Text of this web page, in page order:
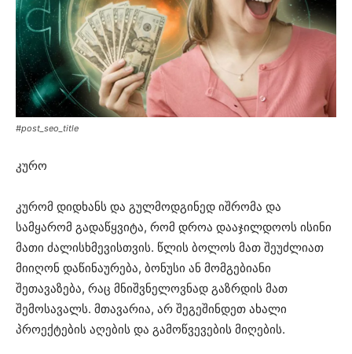
#post_seo_title
კურო
კურომ დიდხანს და გულმოდგინედ იშრომა და
სამყარომ გადაწყვიტა, რომ დროა დააჯილდოოს ისინი
მათი ძალისხმევისთვის. წლის ბოლოს მათ შეუძლიათ
მიიღონ დაწინაურება, ბონუსი ან მომგებიანი
შეთავაზება, რაც მნიშვნელოვნად გაზრდის მათ
შემოსავალს. მთავარია, არ შეგეშინდეთ ახალი
პროექტების აღების და გამოწვევების მიღების.